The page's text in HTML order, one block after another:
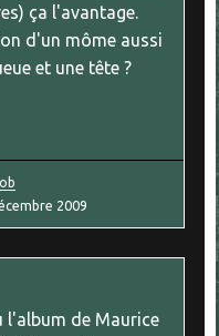
ça l'avantage.
d'un môme aussi
et une tête ?
2009
l'album de Maurice